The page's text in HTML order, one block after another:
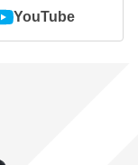
YouTube